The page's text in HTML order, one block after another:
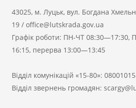
43025, м. Луцьк, вул. Богдана
19 / office@lutskrada.gov.ua
Графік роботи: ПН-ЧТ 08:30—17:30,
16:15, перерва 13:00—13:45
Відділ комунікацій «15-80»:
Відділ звернень громадян: